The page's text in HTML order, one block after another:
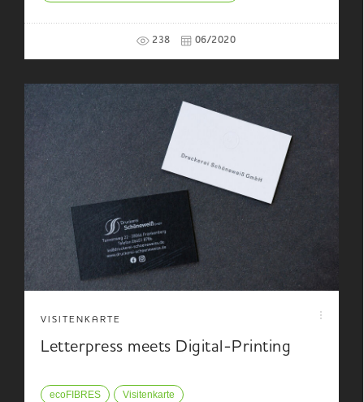
238 06/2020
VISITENKARTE
Letterpress meets Digital-Printing
ecoFIBRES Visitenkarte